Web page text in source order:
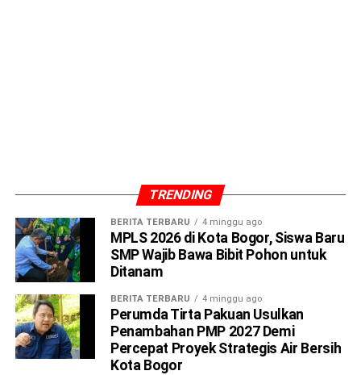
“Kami ingin memastikan semakin banyak masyarakat yang
dapat menikmati layanan air bersih dengan biaya yang lebih
terjangkau. Ini merupakan bentuk komitmen Perumda Tirta
warga Kota Bogor,” ujar Rino, Senin (1/6/2026).
Selain memberikan potongan harga bagi pelanggan rumah
tangga, Perumda Tirta Pakuan juga menggratiskan biaya
TRENDING
BERITA TERBARU 4 minggu ago
MPLS 2026 di Kota Bogor, Siswa Baru
SMP Wajib Bawa Bibit Pohon untuk
Ditanam
BERITA TERBARU 4 minggu ago
Perumda Tirta Pakuan Usulkan
Penambahan PMP 2027 Demi
Percepat Proyek Strategis Air Bersih
Kota Bogor